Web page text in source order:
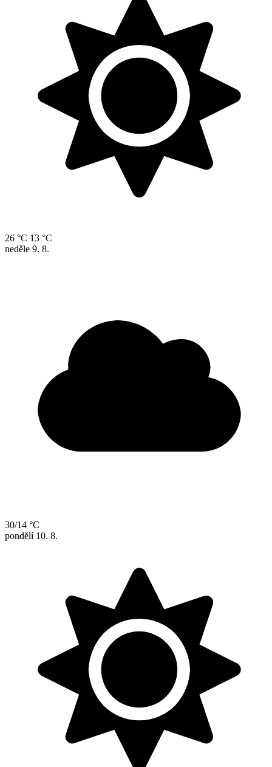
26 °C 13 °C
neděle 9. 8.
30/14 °C
pondělí 10. 8.